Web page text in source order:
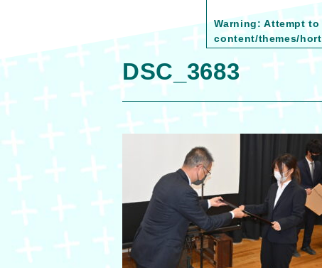
Warning: Attempt
content/themes/
DSC_3683